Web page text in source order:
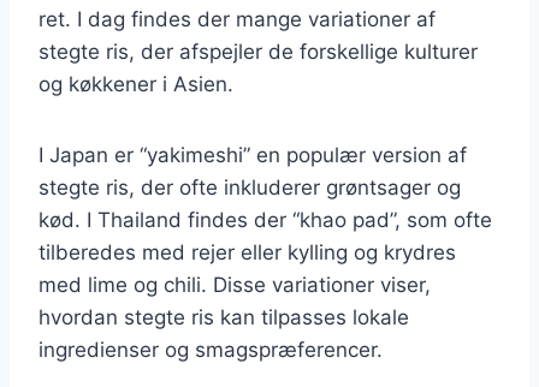
ret. I dag findes der mange variationer af
stegte ris, der afspejler de forskellige kulturer
og køkkener i Asien.
I Japan er “yakimeshi” en populær version af
stegte ris, der ofte inkluderer grøntsager og
kød. I Thailand findes der “khao pad”, som ofte
tilberedes med rejer eller kylling og krydres
med lime og chili. Disse variationer viser,
hvordan stegte ris kan tilpasses lokale
ingredienser og smagspræferencer.